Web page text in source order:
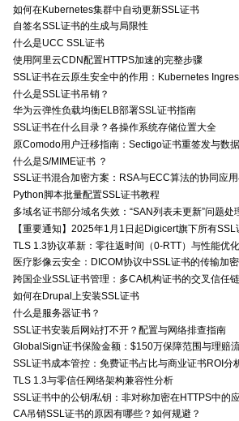
如何在Kubernetes集群中自动更新SSL证书
自签名SSL证书的生成与局限性
什么是UCC SSL证书
使用阿里云CDN配置HTTPS加速的完整步骤
SSL证书在云原生安全中的作用：Kubernetes
什么是SSL证书吊销？
华为云弹性负载均衡ELB部署SSL证书指南
SSL证书在什么目录？各操作系统存储位置大全
原Comodo用户迁移指南：Sectigo证书重签发与数
什么是S/MIME证书 ？
SSL证书混合加密方案：RSA与ECC算法的协同应
Python脚本批量配置SSL证书教程
多域名证书部分域名失效：“SAN列表未更新”问题处
【重要通知】2025年1月1日起Digicert旗下所有
TLS 1.3协议革新：零往返时间（0-RTT）与性能优
医疗影像云安全：DICOM协议中SSL证书的传输加
跨国企业SSL证书管理：多CA机构证书的交叉信任
如何在Drupal上安装SSL证书
什么是服务器证书？
SSL证书安装后网站打不开？配置与网络排查指南
GlobalSign证书保险金额：$150万保障范围与理赔
SSL证书成本管控：免费证书占比与商业证书ROI分
TLS 1.3与零信任网络架构兼容性分析
SSL证书中的公钥/私钥：非对称加密在HTTPS中的
CA吊销SSL证书的原因有哪些？如何规避？